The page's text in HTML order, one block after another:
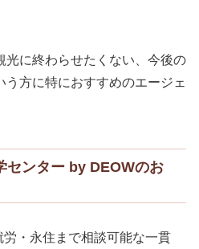
光に終わらせたくない、今後の
う方に特におすすめのエージェ
センター by DEOWのお
・永住まで相談可能な一貫